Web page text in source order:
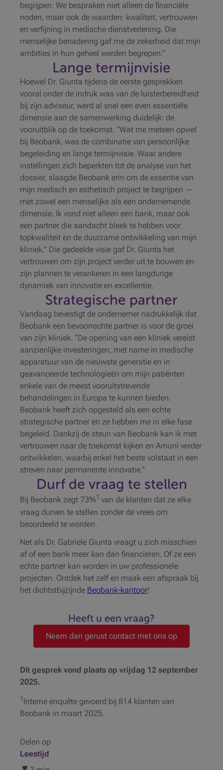
begrijpen. We bespraken niet alleen de financiële
noden, maar ook de waarden: kwaliteit, vertrouwen
en verfijning in medische dienstverlening. Die
menselijke benadering gaf me de zekerheid dat mijn
ambities in hun geheel werden begrepen.”
Lange termijnvisie
Hoewel Dr. Giunta tijdens de eerste gesprekken
vooral onder de indruk was van de luisterbereidheid
bij zijn adviseur, werd al snel een even essentiële
dimensie aan de samenwerking duidelijk: de
vooruitblik op de toekomst. “Wat me meteen opviel
bij Beobank, was de combinatie van persoonlijke
begeleiding en lange termijnvisie. Waar andere
instellingen zich beperkten tot de analyse van het
dossier, slaagde Beobank erin om de essentie van
mijn medisch en esthetisch project te begrijpen —
met zowel een menselijke als een ondernemende
dimensie. Ik vond niet alleen een bank, maar ook
een partner die aandacht bleek te hebben voor
topkwaliteit en de duurzame ontwikkeling van mijn
kliniek.” Die gedeelde visie gaf Dr. Giunta het
vertrouwen om zijn project verder uit te bouwen en
zijn plannen te verankeren in een langdurige
dynamiek van innovatie en excellentie.
Strategische partner
Vandaag bevestigt de ondernemer nadrukkelijk dat
Beobank een bevoorrechte partner is voor de groei
van zijn kliniek. “De opening van een kliniek vereist
aanzienlijke investeringen, met name in medische
apparatuur van de nieuwste generatie en in
geavanceerde technologieën om mijn patiënten
enkele van de meest vooruitstrevende
behandelingen in Europa te kunnen bieden.
Beobank heeft zich opgesteld als een echte
strategische partner en ze hebben me in elke fase
begeleid. Dankzij de steun van Beobank kan ik met
vertrouwen naar de toekomst kijken en Amunì verder
ontwikkelen, waarbij enkel het beste volstaat in een
streven naar permanente innovatie.”
Durf de vraag te stellen
Bij Beobank zegt 73%1 van de klanten dat ze elke
vraag durven te stellen zonder de vrees om
beoordeeld te worden.
Net als Dr. Gabriele Giunta vraagt u zich misschien
af of een bank meer kan dan financieren. Of ze een
echte partner kan worden in uw professionele
projecten. Ontdek het zelf en maak een afspraak bij
het dichtstbijzijnde Beobank-kantoor!
Heeft u een vraag?
Neem dan gerust contact met ons op
Dit gesprek vond plaats op vrijdag 12 september
2025.
1 Interne enquête gevoerd bij 814 klanten van
Beobank in maart 2025.
Delen op
Leestijd